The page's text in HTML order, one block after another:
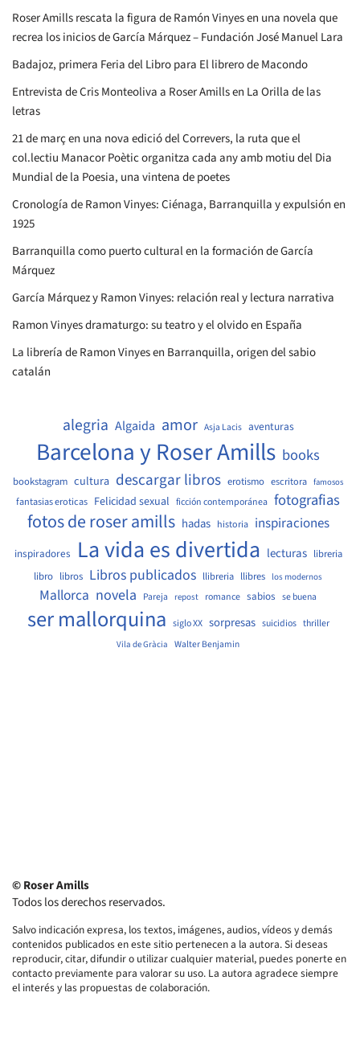
Roser Amills rescata la figura de Ramón Vinyes en una novela que
recrea los inicios de García Márquez – Fundación José Manuel Lara
Badajoz, primera Feria del Libro para El librero de Macondo
Entrevista de Cris Monteoliva a Roser Amills en La Orilla de las
letras
21 de març en una nova edició del Correvers, la ruta que el
col.lectiu Manacor Poètic organitza cada any amb motiu del Dia
Mundial de la Poesia, una vintena de poetes
Cronología de Ramon Vinyes: Ciénaga, Barranquilla y expulsión en
1925
Barranquilla como puerto cultural en la formación de García
Márquez
García Márquez y Ramon Vinyes: relación real y lectura narrativa
Ramon Vinyes dramaturgo: su teatro y el olvido en España
La librería de Ramon Vinyes en Barranquilla, origen del sabio
catalán
alegria Algaida amor Asja Lacis aventuras
Barcelona y Roser Amills books
bookstagram cultura descargar libros erotismo escritora famosos
fantasias eroticas Felicidad sexual ficción contemporánea fotografias
fotos de roser amills hadas historia inspiraciones
inspiradores La vida es divertida lecturas libreria
libro libros Libros publicados llibreria llibres los modernos
Mallorca novela Pareja repost romance sabios se buena
ser mallorquina siglo XX sorpresas suicidios thriller
Vila de Gràcia Walter Benjamin
© Roser Amills
Todos los derechos reservados.
Salvo indicación expresa, los textos, imágenes, audios, vídeos y demás
contenidos publicados en este sitio pertenecen a la autora. Si deseas
reproducir, citar, difundir o utilizar cualquier material, puedes ponerte en
contacto previamente para valorar su uso. La autora agradece siempre
el interés y las propuestas de colaboración.